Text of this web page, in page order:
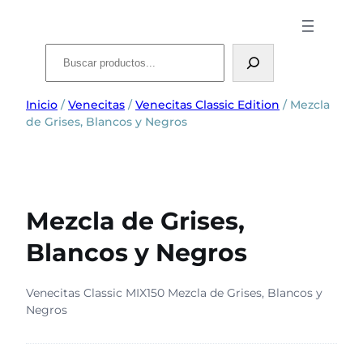
Buscar
Inicio /Venecitas /Venecitas Classic Edition / Mezcla
de Grises, Blancos y Negros
Mezcla de Grises,
Blancos y Negros
Venecitas Classic MIX150 Mezcla de Grises, Blancos y
Negros